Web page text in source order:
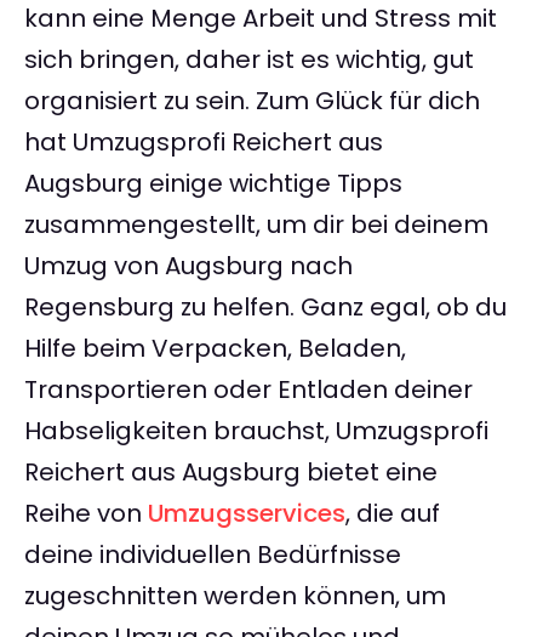
kann eine Menge Arbeit und Stress mit
sich bringen, daher ist es wichtig, gut
organisiert zu sein. Zum Glück für dich
hat Umzugsprofi Reichert aus
Augsburg einige wichtige Tipps
zusammengestellt, um dir bei deinem
Umzug von Augsburg nach
Regensburg zu helfen. Ganz egal, ob du
Hilfe beim Verpacken, Beladen,
Transportieren oder Entladen deiner
Habseligkeiten brauchst, Umzugsprofi
Reichert aus Augsburg bietet eine
Reihe von Umzugsservices, die auf
deine individuellen Bedürfnisse
zugeschnitten werden können, um